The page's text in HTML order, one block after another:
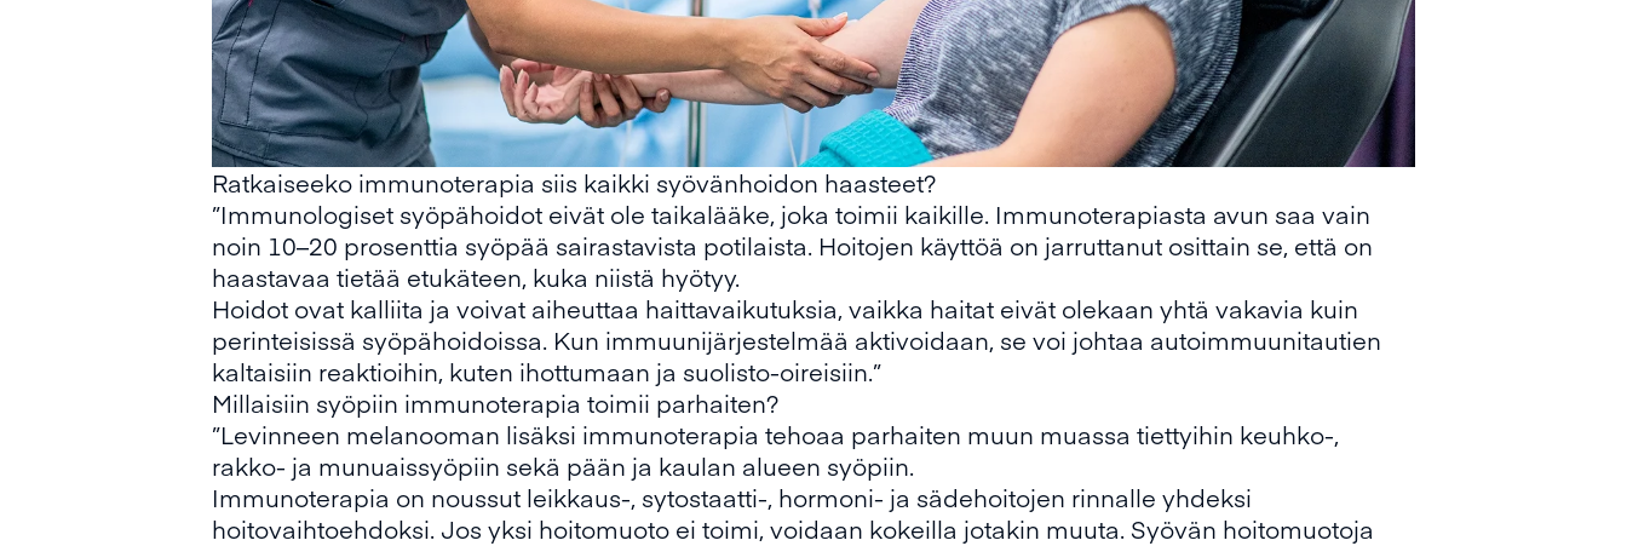
Ratkaiseeko immunoterapia siis kaikki syövänhoidon haasteet?
”Immunologiset syöpähoidot eivät ole taikalääke, joka toimii kaikille. Immunoterapiasta avun saa vain
noin 10–20 prosenttia syöpää sairastavista potilaista. Hoitojen käyttöä on jarruttanut osittain se, että on
haastavaa tietää etukäteen, kuka niistä hyötyy.
Hoidot ovat kalliita ja voivat aiheuttaa haittavaikutuksia, vaikka haitat eivät olekaan yhtä vakavia kuin
perinteisissä syöpähoidoissa. Kun immuunijärjestelmää aktivoidaan, se voi johtaa autoimmuunitautien
kaltaisiin reaktioihin, kuten ihottumaan ja suolisto-oireisiin.”
Millaisiin syöpiin immunoterapia toimii parhaiten?
”Levinneen melanooman lisäksi immunoterapia tehoaa parhaiten muun muassa tiettyihin keuhko-,
rakko- ja munuaissyöpiin sekä pään ja kaulan alueen syöpiin.
Immunoterapia on noussut leikkaus-, sytostaatti-, hormoni- ja sädehoitojen rinnalle yhdeksi
hoitovaihtoehdoksi. Jos yksi hoitomuoto ei toimi, voidaan kokeilla jotakin muuta. Syövän hoitomuotoja